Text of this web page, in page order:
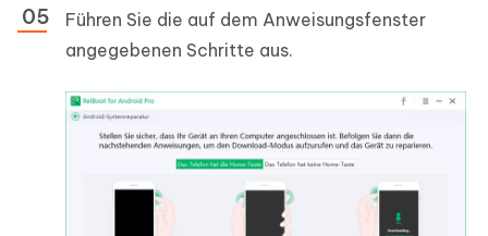
Führen Sie die auf dem Anweisungsfenster
angegebenen Schritte aus.